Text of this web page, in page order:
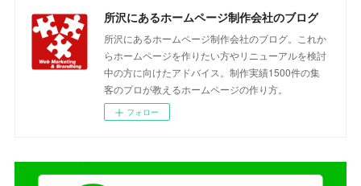
所沢にあるホームページ制作会社のブログ
所沢にあるホームページ制作会社のブログ。これか
らホームページを作りたい方やリニューアルを検討
中の方に向けたアドバイス。制作実績1500件の集
客のプロが教えるホームページの作り方。
フォロー